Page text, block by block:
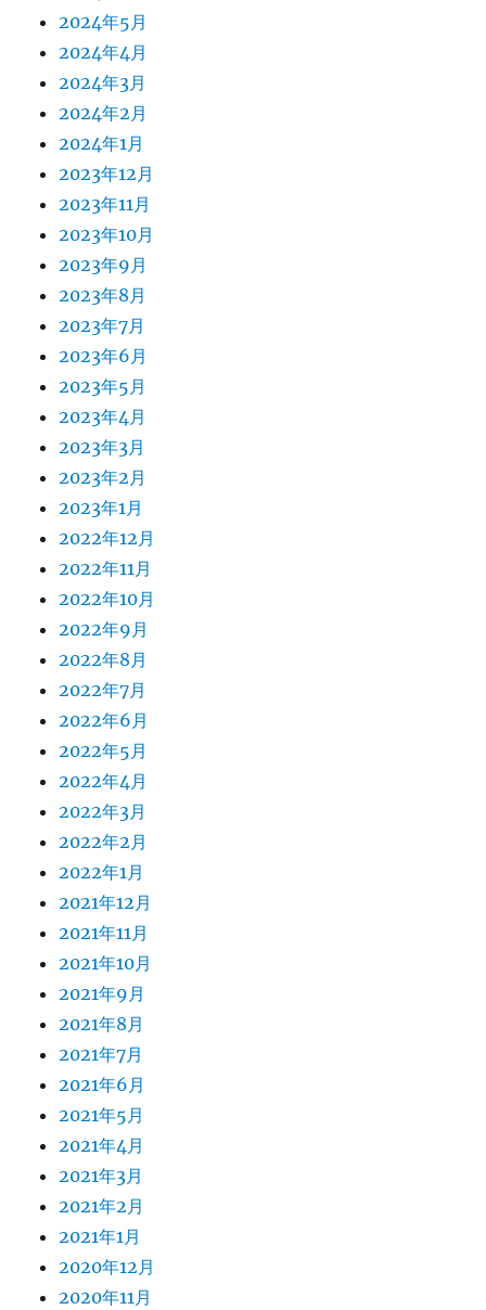
2024年5月
2024年4月
2024年3月
2024年2月
2024年1月
2023年12月
2023年11月
2023年10月
2023年9月
2023年8月
2023年7月
2023年6月
2023年5月
2023年4月
2023年3月
2023年2月
2023年1月
2022年12月
2022年11月
2022年10月
2022年9月
2022年8月
2022年7月
2022年6月
2022年5月
2022年4月
2022年3月
2022年2月
2022年1月
2021年12月
2021年11月
2021年10月
2021年9月
2021年8月
2021年7月
2021年6月
2021年5月
2021年4月
2021年3月
2021年2月
2021年1月
2020年12月
2020年11月